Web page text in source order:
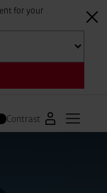
for your
Contrast Naar